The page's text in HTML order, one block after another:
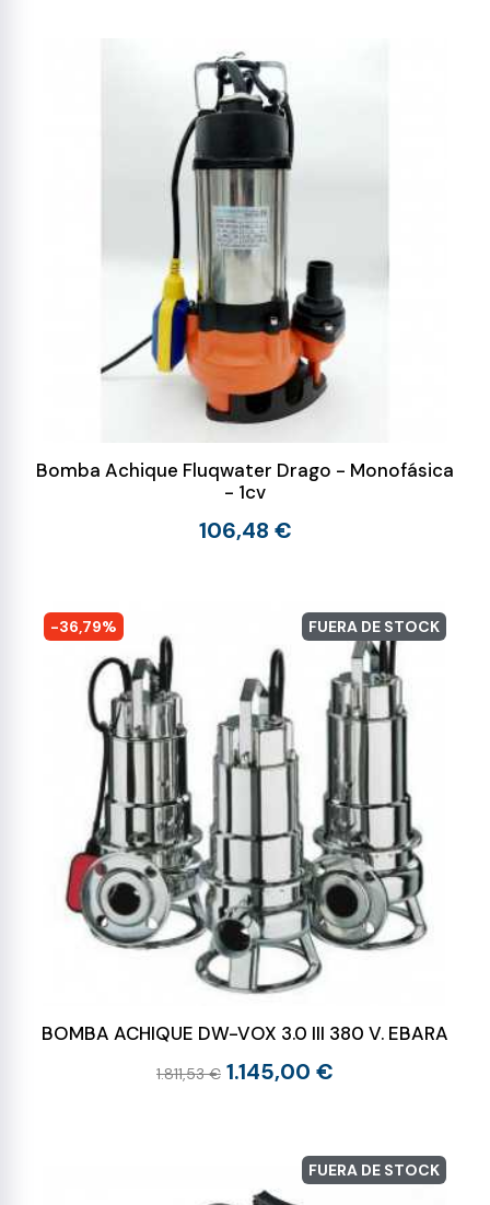
Bomba Achique Fluqwater Drago - Monofásica
- 1cv
106,48 €
-36,79% FUERA DE STOCK
BOMBA ACHIQUE DW-VOX 3.0 III 380 V. EBARA
1.811,53 € 1.145,00 €
FUERA DE STOCK